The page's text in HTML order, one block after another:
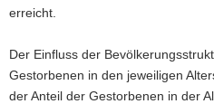
erreicht.
Der Einfluss der
Gestorbenen in den jeweiligen
der Anteil der Gestorbenen in der